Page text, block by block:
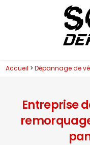
Accueil >Dépannage de
Entreprise